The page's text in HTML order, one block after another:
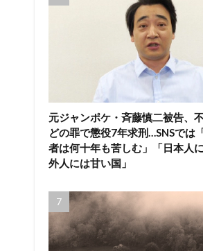
元ジャンポケ・斉藤慎二被告、
どの罪で懲役7年求刑…SNSでは
者は何十年も苦しむ」「日本人
外人には甘い国」